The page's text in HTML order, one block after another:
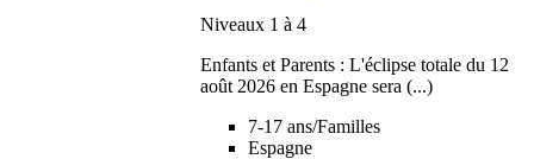
Niveaux 1 à 4
Enfants et Parents : L'éclipse totale du 12
août 2026 en Espagne sera (...)
7-17 ans/Familles
Espagne